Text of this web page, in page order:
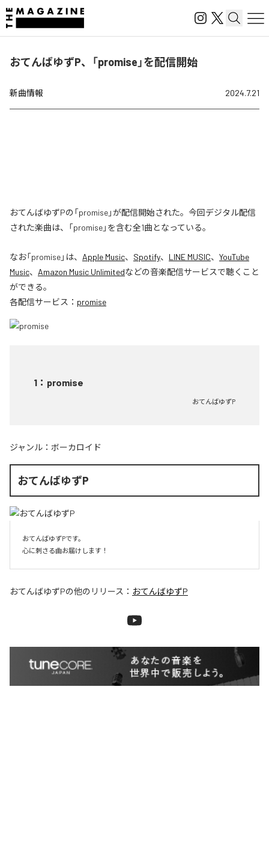
おてんばゆずP、「promise」を配信開始
新曲情報 2024.7.21
おてんばゆずPの「promise」が配信開始された。今回デジタル配信
された楽曲は、「promise」を含む全1曲となっている。
なお「promise」は、 Apple Music、 Spotify、 LINE MUSIC、 YouTube
Music、 Amazon Music Unlimitedなどの音楽配信サービスで聴くこと
ができる。
各配信サービス： promise
1 ： promise
おてんばゆずP
ジャンル： ボーカロイド
おてんばゆずP
おてんばゆずPです。
心に刺さる曲お届けします！
おてんばゆずPの他のリリース： おてんばゆずP